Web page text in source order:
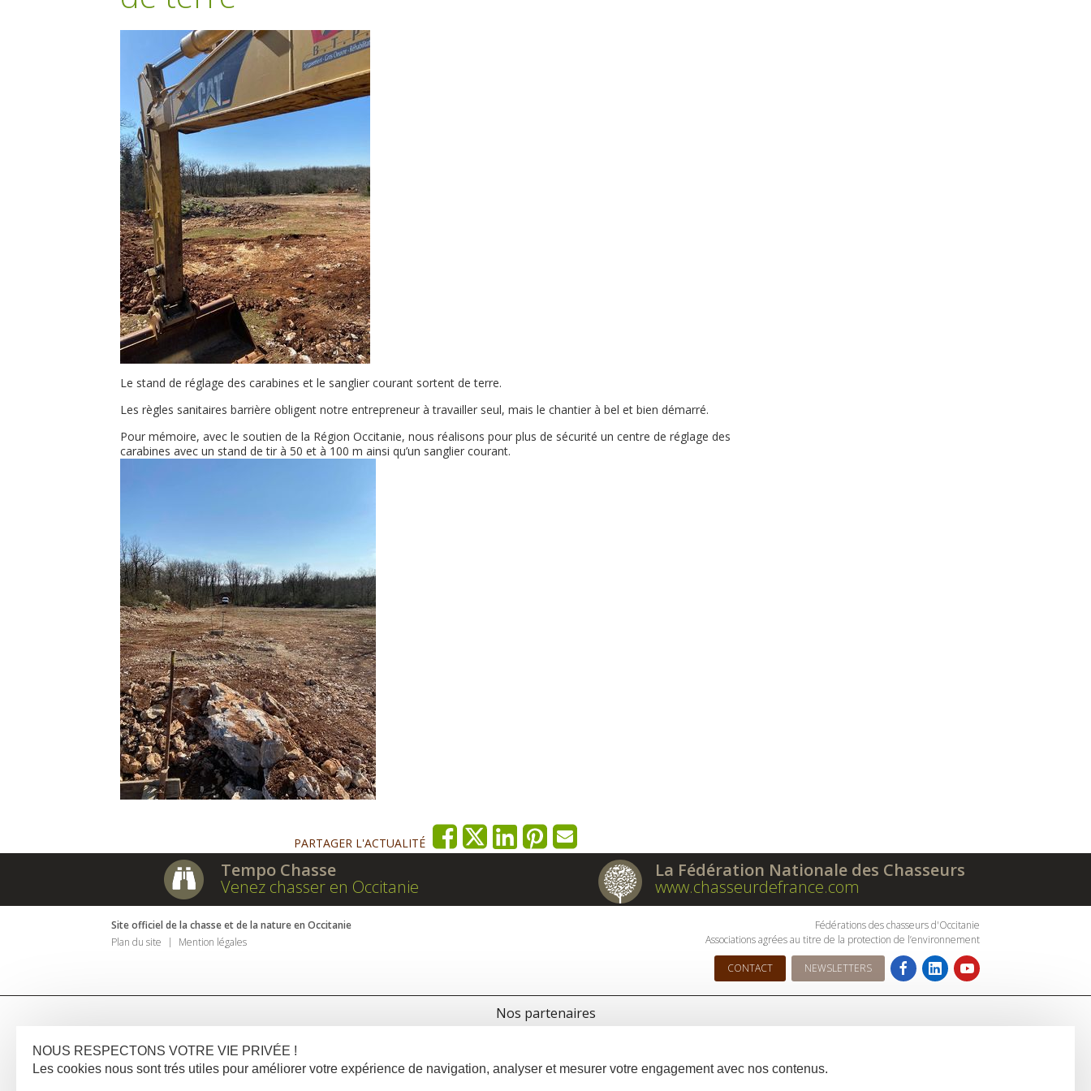
Le stand de réglage des carabines et le sanglier courant sortent de terre.
Les règles sanitaires barrière obligent notre entrepreneur à travailler seul, mais le chantier à bel et bien démarré.
Pour mémoire, avec le soutien de la Région Occitanie, nous réalisons pour plus de sécurité un centre de réglage des
carabines avec un stand de tir à 50 et à 100 m ainsi qu’un sanglier courant.
PARTAGER L'ACTUALITÉ
Tempo Chasse
Venez chasser en Occitanie
La Fédération Nationale des Chasseurs
www.chasseurdefrance.com
Site officiel de la chasse et de la nature en Occitanie
Plan du site
Mention légales
Fédérations des chasseurs d'Occitanie
Associations agrées au titre de la protection de l’environnement
CONTACT NEWSLETTERS
Nos partenaires
NOUS RESPECTONS VOTRE VIE PRIVÉE !
Les cookies nous sont trés utiles pour améliorer votre expérience de navigation, analyser et mesurer votre engagement avec nos contenus.